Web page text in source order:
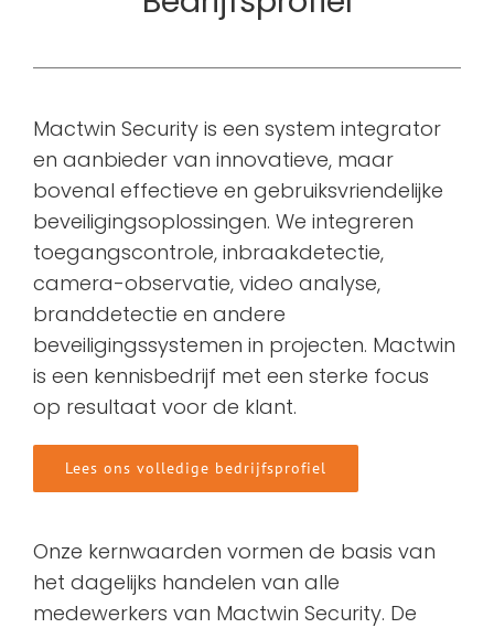
Mactwin Security is een system integrator
en aanbieder van innovatieve, maar
bovenal effectieve en gebruiksvriendelijke
beveiligingsoplossingen. We integreren
toegangscontrole, inbraakdetectie,
camera-observatie, video analyse,
branddetectie en andere
beveiligingssystemen in projecten. Mactwin
is een kennisbedrijf met een sterke focus
op resultaat voor de klant.
Lees ons volledige bedrijfsprofiel
Onze kernwaarden vormen de basis van
het dagelijks handelen van alle
medewerkers van Mactwin Security. De